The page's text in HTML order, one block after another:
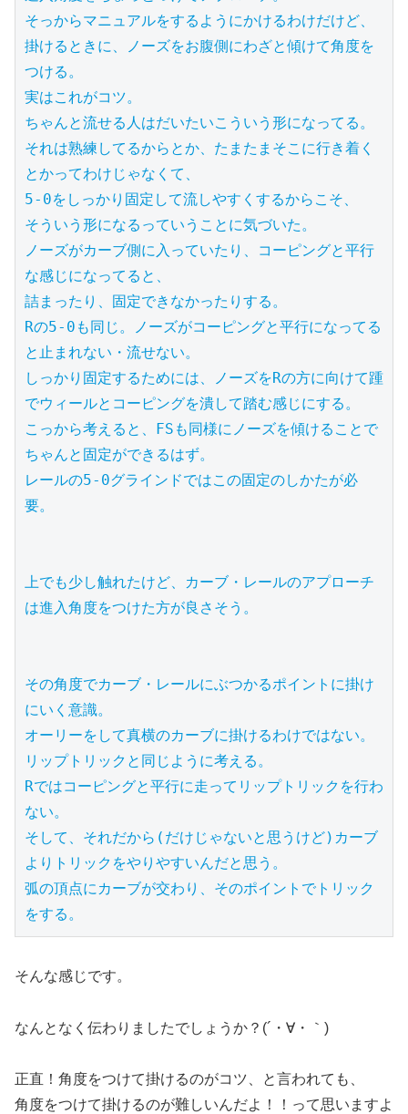
そっからマニュアルをするようにかけるわけだけど、
掛けるときに、ノーズをお腹側にわざと傾けて角度を
つける。
実はこれがコツ。
ちゃんと流せる人はだいたいこういう形になってる。
それは熟練してるからとか、たまたまそこに行き着く
とかってわけじゃなくて、
5-0をしっかり固定して流しやすくするからこそ、
そういう形になるっていうことに気づいた。
ノーズがカーブ側に入っていたり、コーピングと平行
な感じになってると、
詰まったり、固定できなかったりする。
Rの5-0も同じ。ノーズがコーピングと平行になってる
と止まれない・流せない。
しっかり固定するためには、ノーズをRの方に向けて踵
でウィールとコーピングを潰して踏む感じにする。
こっから考えると、FSも同様にノーズを傾けることで
ちゃんと固定ができるはず。
レールの5-0グラインドではこの固定のしかたが必
要。
上でも少し触れたけど、カーブ・レールのアプローチ
は進入角度をつけた方が良さそう。
その角度でカーブ・レールにぶつかるポイントに掛け
にいく意識。
オーリーをして真横のカーブに掛けるわけではない。
リップトリックと同じように考える。
Rではコーピングと平行に走ってリップトリックを行わ
ない。
そして、それだから(だけじゃないと思うけど)カーブ
よりトリックをやりやすいんだと思う。
弧の頂点にカーブが交わり、そのポイントでトリック
をする。
そんな感じです。
なんとなく伝わりましたでしょうか？(´・∀・｀)
正直！角度をつけて掛けるのがコツ、と言われても、
角度をつけて掛けるのが難しいんだよ！！って思いますよ